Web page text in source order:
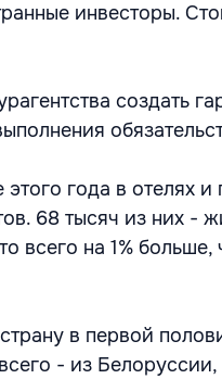
инвесторы.
создать
года в отелях и
68 тысяч из них -
всего на 1% больше,
в первой
- из